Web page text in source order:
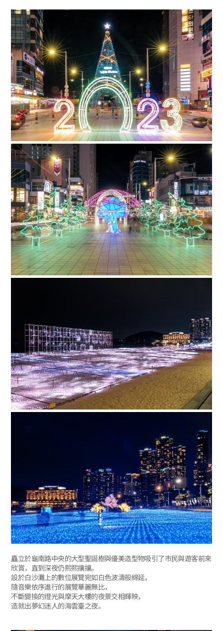
矗立於龜南路中央的大型聖誕樹與優美造型物吸引了市民與遊客前來
欣賞，直到深夜仍熙熙攘攘。
設於白沙灘上的數位展覽宛如白色波濤般綿延，
隨音樂依序進行的展覽華麗無比，
不斷變換的燈光與摩天大樓的夜景交相輝映，
造就出夢幻迷人的海雲臺之夜。